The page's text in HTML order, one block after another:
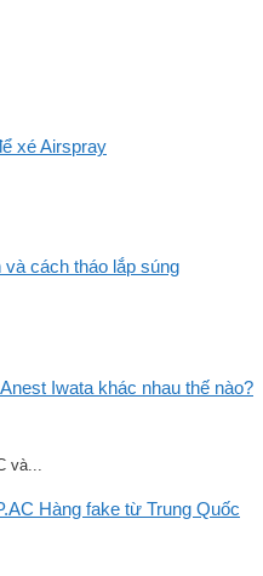
xé Airspray
cách tháo lắp súng
Iwata khác nhau thế nào?
và...
Hàng fake từ Trung Quốc